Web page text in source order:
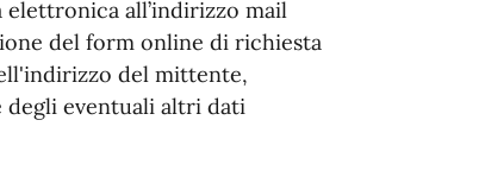
all’indirizzo mail
del form online di richiesta
del mittente,
degli eventuali altri dati